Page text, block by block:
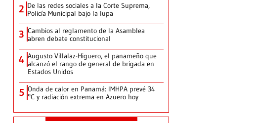
2 De las redes sociales a la Corte Suprema,
Policía Municipal bajo la lupa
3 Cambios al reglamento de la Asamblea
abren debate constitucional
4 Augusto Villalaz-Higuero, el panameño que
alcanzó el rango de general de brigada en
Estados Unidos
5 Onda de calor en Panamá: IMHPA prevé 34
°C y radiación extrema en Azuero hoy